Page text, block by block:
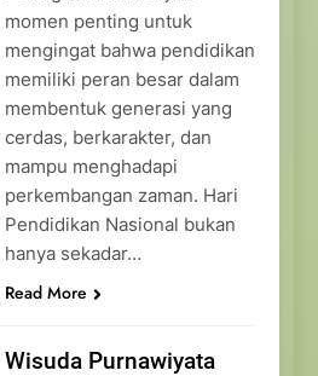
momen penting untuk
mengingat bahwa pendidikan
memiliki peran besar dalam
membentuk generasi yang
cerdas, berkarakter, dan
mampu menghadapi
perkembangan zaman. Hari
Pendidikan Nasional bukan
hanya sekadar…
Read More
Wisuda Purnawiyata